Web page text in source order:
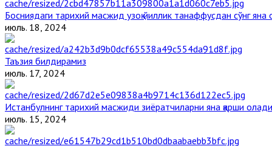
Босниядаги тарихий масжид узоқ йиллик танаффусдан сўнг яна
июль. 18, 2024
Таъзия билдирамиз
июль. 17, 2024
Истанбулнинг тарихий масжиди зиёратчиларни яна қарши олади
июль. 15, 2024